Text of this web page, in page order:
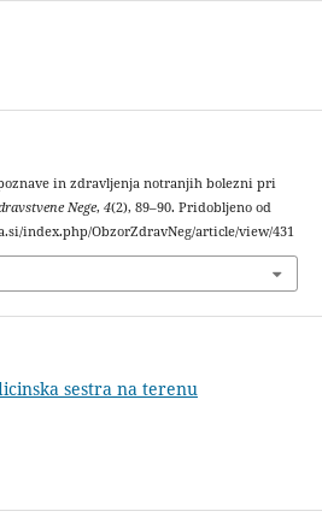
in zdravljenja notranjih bolezni pri
Nege, 4(2), 89–90. Pridobljeno od
index.php/ObzorZdravNeg/article/view/431
sestra na terenu